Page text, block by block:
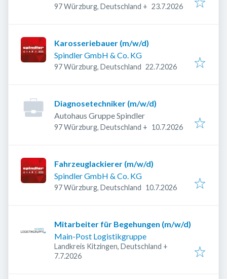
97 Würzburg, Deutschland + Veröffentlicht:
23.7.2026
Karosseriebauer (m/w/d)
Spindler GmbH & Co. KG
97 Würzburg, Deutschland Veröffentlicht
22.7.2026
Diagnosetechniker (m/w/d)
Autohaus Gruppe Spindler
97 Würzburg, Deutschland + Veröffentlicht:
10.7.2026
Fahrzeuglackierer (m/w/d)
Spindler GmbH & Co. KG
97 Würzburg, Deutschland Veröffentlicht
10.7.2026
Mitarbeiter für Begehungen (m/w/d)
Main-Post Logistikgruppe
Landkreis Kitzingen, Deutschland +
Veröffentlicht
7.7.2026